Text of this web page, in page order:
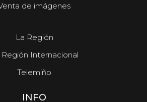
de imágenes
La Región
Región Internacional
Telemiño
INFO